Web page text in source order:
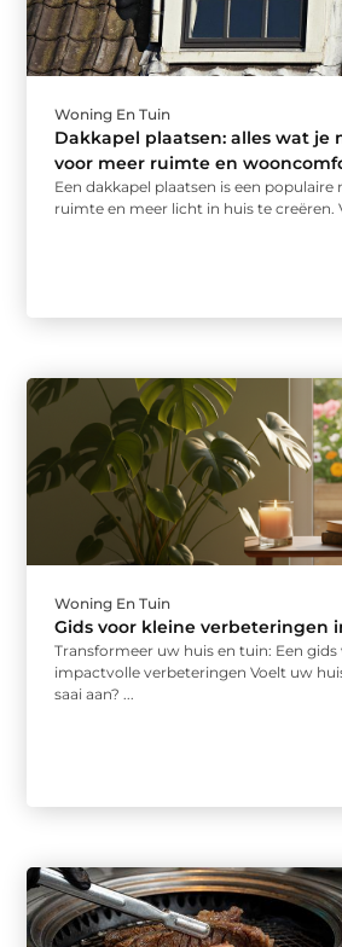
Woning En Tuin
Dakkapel plaatsen: alles wat je
voor meer ruimte en
Een dakkapel plaatsen is een populaire
ruimte en meer licht in huis te creëren.
Woning En Tuin
Gids voor kleine verbeteringen
Transformeer uw huis en tuin: Een gids
impactvolle verbeteringen Voelt uw
saai aan? ...